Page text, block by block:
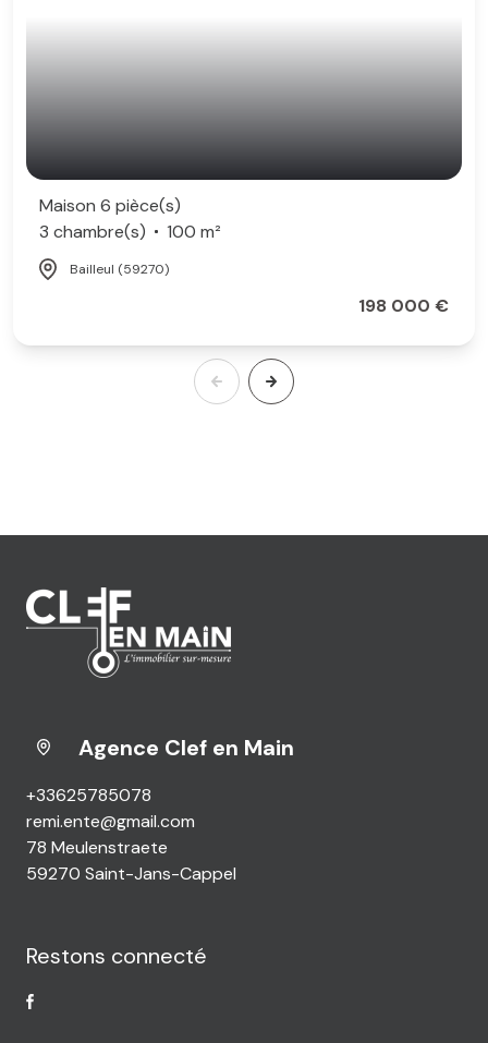
Maison 6 pièce(s)
3 chambre(s)
100 m²
Bailleul (59270)
198 000 €
Agence Clef en Main
+33625785078
remi.ente@gmail.com
78 Meulenstraete
59270 Saint-Jans-Cappel
Restons connecté